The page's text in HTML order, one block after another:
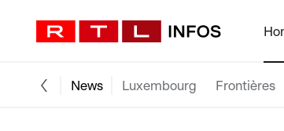
News Luxembourg Frontières